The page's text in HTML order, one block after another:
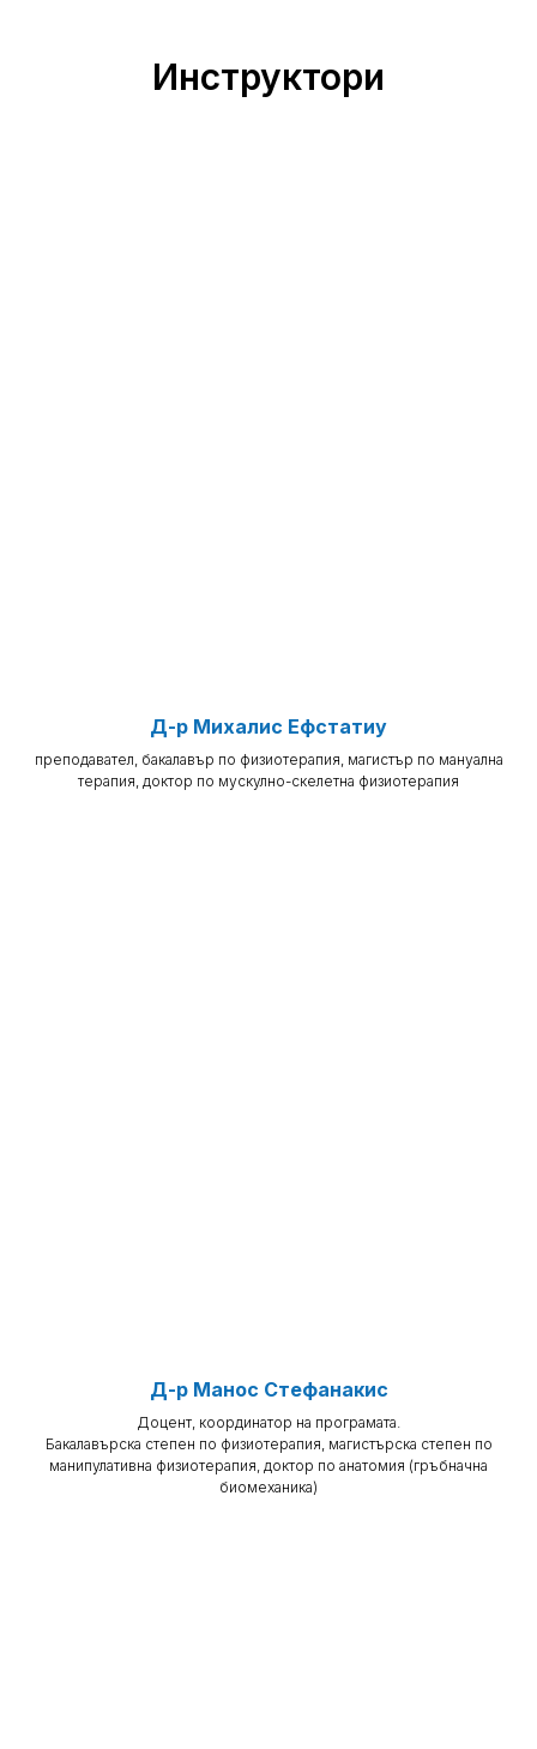
Инструктори
Д-р Михалис Ефстатиу
преподавател, бакалавър по физиотерапия, магистър по мануална
терапия, доктор по мускулно-скелетна физиотерапия
Д-р Манос Стефанакис
Доцент, координатор на програмата.
Бакалавърска степен по физиотерапия, магистърска степен по
манипулативна физиотерапия, доктор по анатомия (гръбначна
биомеханика)